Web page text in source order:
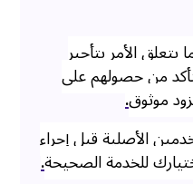
يتعلق الأمر بتأجير
من حصولهم على
موثوق.
الأصلية قبل إجراء
للخدمة الصحيحة.